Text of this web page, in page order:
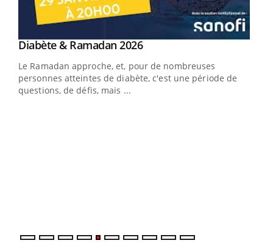
Youtube
Diabète & Ramadan 2026Youtube
Le Ramadan approche, et, pour de nombreuses
personnes atteintes de diabète, c'est une période de
questions, de défis, mais ...